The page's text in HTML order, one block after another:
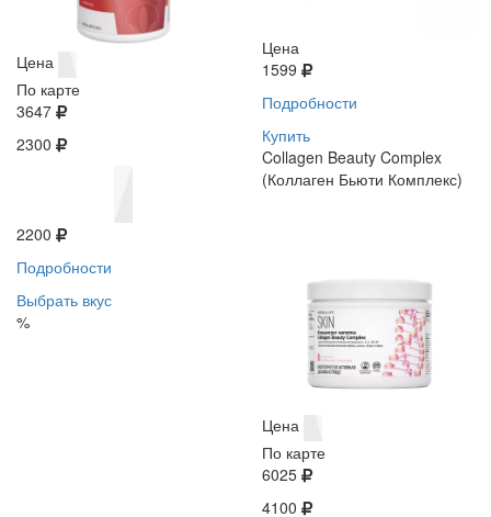
Цена
По карте
3647
2300
2200
Подробности
Выбрать вкус
%
Цена
1599
Подробности
Купить
Collagen Beauty Complex
(Коллаген Бьюти Комплекс)
Цена
По карте
6025
4100